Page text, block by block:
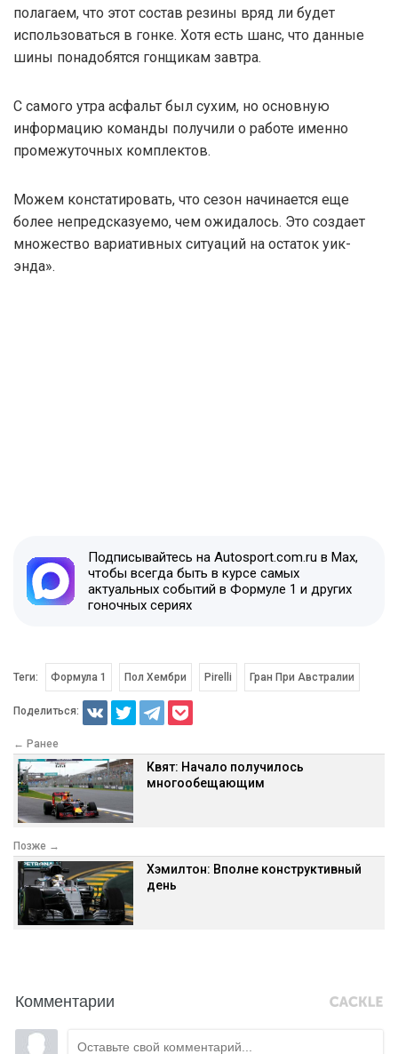
полагаем, что этот состав резины вряд ли будет
использоваться в гонке. Хотя есть шанс, что данные
шины понадобятся гонщикам завтра.
С самого утра асфальт был сухим, но основную
информацию команды получили о работе именно
промежуточных комплектов.
Можем констатировать, что сезон начинается еще
более непредсказуемо, чем ожидалось. Это создает
множество вариативных ситуаций на остаток уик-
энда».
Подписывайтесь на Autosport.com.ru в Max,
чтобы всегда быть в курсе самых
актуальных событий в Формуле 1 и других
гоночных сериях
Теги: Формула 1 Пол Хембри Pirelli Гран При Австралии
Поделиться:
← Ранее
Квят: Начало получилось
многообещающим
Позже →
Хэмилтон: Вполне конструктивный
день
Комментарии